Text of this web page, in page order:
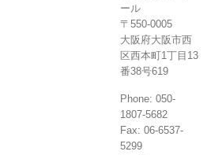
ール
〒550-0005
大阪府大阪市西
区西本町1丁目13
番38号619
Phone: 050-
1807-5682
Fax: 06-6537-
5299